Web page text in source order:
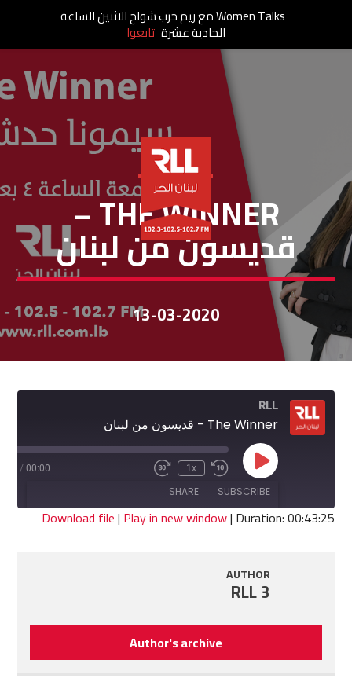
THE WINNER
THE WINNER –
قديسون من لبنان
13-03-2020
RLL
The Winner - قديسون من لبنان
Play
Episode
Rewind
10
Seconds
1x
Fast
seconds
00:00
/
SUBSCRIBE
SHARE
Download file| Play in new window| Duration: 00:43:25
AUTHOR
RLL 3
Author's archive
Women Talks مع ريم حرب شواح الاثنين الساعة
الحادية عشرة تابعوا